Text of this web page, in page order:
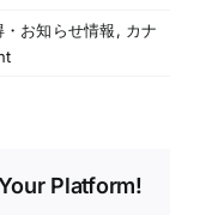
・お知らせ情報, カナ
Platform!